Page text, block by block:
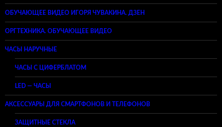
ОБУЧАЮЩЕЕ ВИДЕО ИГОРЯ ЧУВАКИНА. ДЗЕН
ОРГТЕХНИКА. ОБУЧАЮЩЕЕ ВИДЕО
ЧАСЫ НАРУЧНЫЕ
ЧАСЫ С ЦИФЕРБЛАТОМ
LED — ЧАСЫ
АКСЕССУАРЫ ДЛЯ СМАРТФОНОВ И ТЕЛЕФОНОВ
ЗАЩИТНЫЕ СТЕКЛА